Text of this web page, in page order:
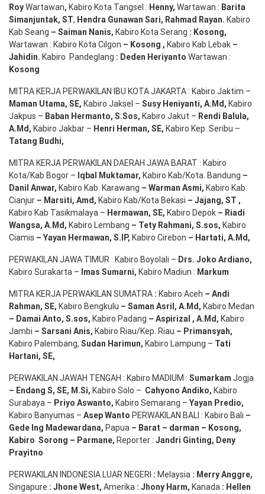
RoyWartawan, Kabiro Kota Tangsel : Henny, Wartawan : Barita
Simanjuntak, ST, Hendra Gunawan Sari, Rahmad Rayan. Kabiro
Kab Seang – Saiman Nanis, Kabiro Kota Serang : Kosong,
Wartawan : Kabiro Kota Cilgon – Kosong , Kabiro Kab Lebak –
Jahidin. Kabiro Pandeglang : Deden Heriyanto Wartawan :
Kosong
MITRA KERJA PERWAKILAN IBU KOTA JAKARTA : Kabiro Jaktim –
Maman Utama, SE, Kabiro Jaksel – Susy Heniyanti, A.Md , Kabiro
Jakpus – Baban Hermanto, S.Sos, Kabiro Jakut – Rendi Balula,
A.Md , Kabiro Jakbar – Henri Herman, SE, Kabiro Kep. Seribu –
Tatang Budhi,
MITRA KERJA PERWAKILAN DAERAH JAWA BARAT : Kabiro
Kota/Kab Bogor – Iqbal Muktamar, Kabiro Kab/Kota. Bandung –
Danil Anwar, Kabiro Kab. Karawang – Warman Asmi, Kabiro Kab.
Cianjur – Marsiti, Amd , Kabiro Kab/Kota Bekasi – Jajang, ST ,
Kabiro Kab Tasikmalaya – Hermawan, SE, Kabiro Depok – Riadi
Wangsa, A.Md , Kabiro Lembang – Tety Rahmani, S.sos, Kabiro
Ciamis – Yayan Hermawan, S.IP, Kabiro Cirebon – Hartati, A.Md ,
PERWAKILAN JAWA TIMUR : Kabiro Boyolali – Drs. Joko Ardiano,
Kabiro Surakarta – Imas Sumarni, Kabiro Madiun : Markum
MITRA KERJA PERWAKILAN SUMATRA : Kabiro Aceh – Andi
Rahman, SE, Kabiro Bengkulu – Saman Asril , A.Md , Kabiro Medan
– Damai Anto, S.sos, Kabiro Padang – Aspirizal , A.Md , Kabiro
Jambi – Sarsani Anis, Kabiro Riau/Kep. Riau – Primansyah,
Kabiro Palembang, Sudan Harimun, Kabiro Lampung – Tati
Hartani, SE,
PERWAKILAN JAWAH TENGAH : Kabiro MADIUM : Sumarkam Jogja
– Endang S, SE, M.Si, Kabiro Solo – Cahyono Andiko, Kabiro
Surabaya – Priyo Aswanto, Kabiro Semarang – Yayan Predio,
Kabiro Banyumas – AsepWanto PERWAKILAN BALI : Kabiro Bali –
Gede Ing Madewardana, Papua – Barat – darman – Kosong,
Kabiro Sorong – Parmane, Reporter : Jandri Ginting, Deny
Prayitno
PERWAKILAN INDONESIA LUAR NEGERI : Melaysia : MerryAnggre,
Singapure : JhoneWest, Amerika : Jhony Harm, Kanada : Hellen